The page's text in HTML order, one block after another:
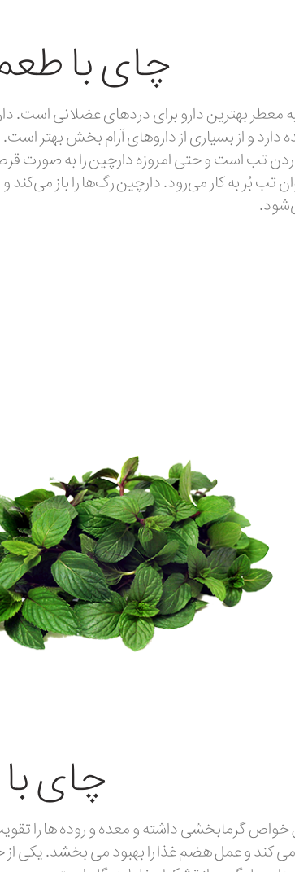
چای با
معطر بهترین دارو برای دردهای عضلانی است.
دارد و از بسیاری از داروهای آرام بخش بهتر
تب است و حتی امروزه دارچین را به صورت
تب بُر به کار می‌رود. دارچین رگ‌ها را باز
چای
گرمابخشی داشته و معده و روده ها را
كند و عمل هضم غذا را بهبود می بخشد. یكی از